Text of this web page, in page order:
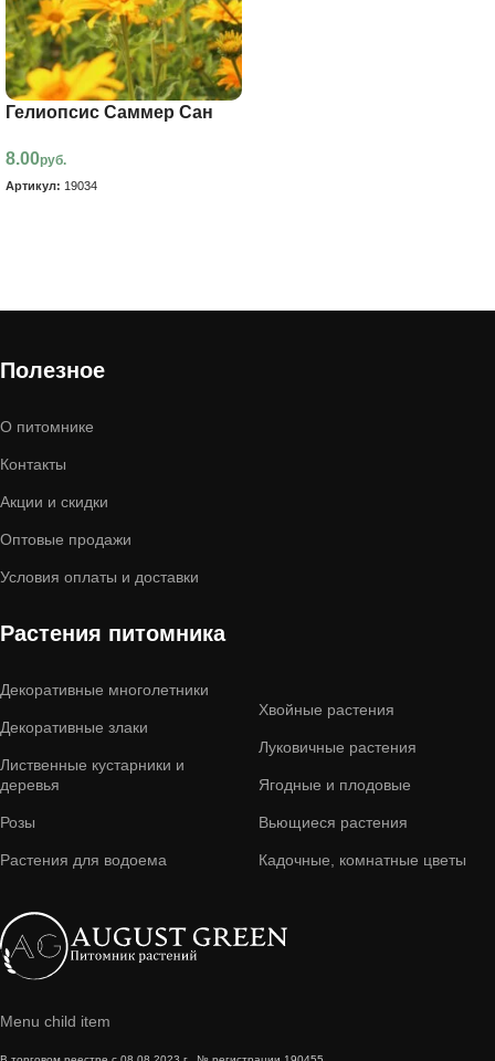
Гелиопсис Саммер Сан
8.00руб.
Артикул: 19034
Полезное
О питомнике
Контакты
Акции и скидки
Оптовые продажи
Условия оплаты и доставки
Растения питомника
Декоративные многолетники
Декоративные злаки
Лиственные кустарники и
деревья
Розы
Растения для водоема
Хвойные растения
Луковичные растения
Ягодные и плодовые
Вьющиеся растения
Кадочные, комнатные цветы
Menu child item